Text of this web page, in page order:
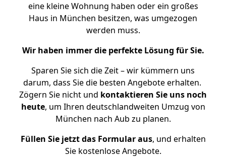
eine kleine Wohnung haben oder ein großes
Haus in München besitzen, was umgezogen
werden muss.
Wir haben immer die perfekte Lösung für Sie.
Sparen Sie sich die Zeit – wir kümmern uns
darum, dass Sie die besten Angebote erhalten.
Zögern Sie nicht und kontaktieren Sie uns noch
heute, um Ihren deutschlandweiten Umzug von
München nach Aub zu planen.
Füllen Sie jetzt das Formular aus, und erhalten
Sie kostenlose Angebote.